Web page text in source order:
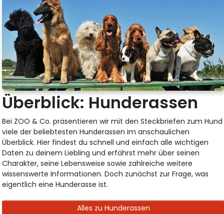
Überblick: Hunderassen
Bei ZOO & Co. präsentieren wir mit den Steckbriefen zum Hund
viele der beliebtesten Hunderassen im anschaulichen
Überblick. Hier findest du schnell und einfach alle wichtigen
Daten zu deinem Liebling und erfährst mehr über seinen
Charakter, seine Lebensweise sowie zahlreiche weitere
wissenswerte Informationen. Doch zunächst zur Frage, was
eigentlich eine Hunderasse ist.
Alles zu Hunderassen